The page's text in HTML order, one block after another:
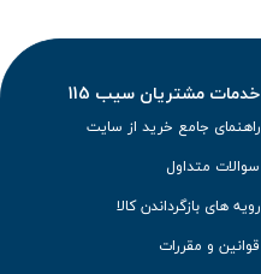
خدمات مشتریان سیب 115
راهنمای جامع خرید از سایت
سوالات متداول
رویه های بازگرداندن کالا
قوانین و مقررات